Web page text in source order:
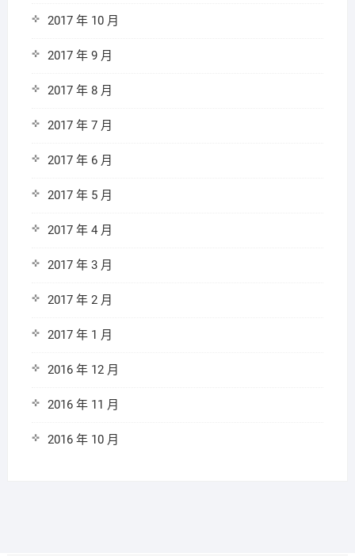
2017 年 10 月
2017 年 9 月
2017 年 8 月
2017 年 7 月
2017 年 6 月
2017 年 5 月
2017 年 4 月
2017 年 3 月
2017 年 2 月
2017 年 1 月
2016 年 12 月
2016 年 11 月
2016 年 10 月